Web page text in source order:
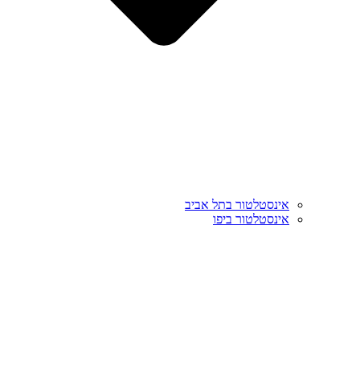
אינסטלטור בתל אביב
אינסטלטור ביפו